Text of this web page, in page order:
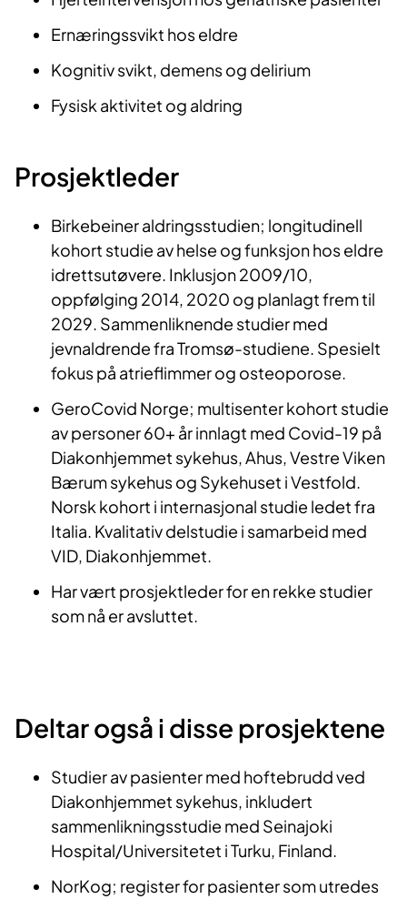
Ernæringssvikt hos eldre
Kognitiv svikt, demens og delirium
Fysisk aktivitet og aldring
Prosjektleder
Birkebeiner aldringsstudien; longitudinell
kohort studie av helse og funksjon hos eldre
idrettsutøvere. Inklusjon 2009/10,
oppfølging 2014, 2020 og planlagt frem til
2029. Sammenliknende studier med
jevnaldrende fra Tromsø-studiene. Spesielt
fokus på atrieflimmer og osteoporose.
GeroCovid Norge; multisenter kohort studie
av personer 60+ år innlagt med Covid-19 på
Diakonhjemmet sykehus, Ahus, Vestre Viken
Bærum sykehus og Sykehuset i Vestfold.
Norsk kohort i internasjonal studie ledet fra
Italia. Kvalitativ delstudie i samarbeid med
VID, Diakonhjemmet.
Har vært prosjektleder for en rekke studier
som nå er avsluttet.
Deltar også i disse prosjektene
Studier av pasienter med hoftebrudd ved
Diakonhjemmet sykehus, inkludert
sammenlikningsstudie med Seinajoki
Hospital/Universitetet i Turku, Finland.
NorKog; register for pasienter som utredes